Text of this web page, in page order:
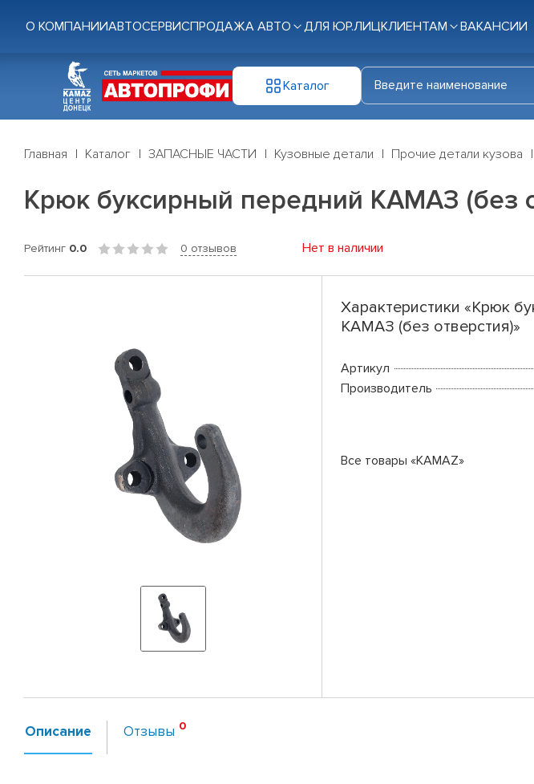
О КОМПАНИИАВТОСЕРВИСПРОДАЖА АВТО ДЛЯ ЮР.ЛИЦКЛИЕНТАМ ВАКАНСИИ
Каталог
Главная Каталог ЗАПАСНЫЕ ЧАСТИ Кузовные детали Прочие детали кузова
Крюк буксирный передний КАМАЗ (без
Рейтинг 0.0 0 отзывов Нет в наличии
Характеристики «Крюк
КАМАЗ (без отверстия)»
Артикул
Производитель
Все товары «KAMAZ»
Описание Отзывы